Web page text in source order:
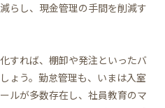
らし、現金管理の手間を削減す
すれば、棚卸や発注といったバ
ょう。勤怠管理も、いまは入室
ルが多数存在し、社員教育のマ